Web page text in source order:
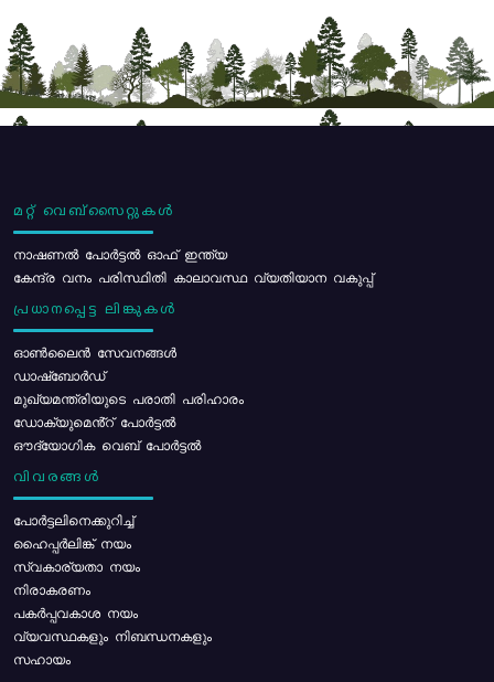
മറ്റ് വെബ്സൈറ്റുകൾ
നാഷണൽ പോർട്ടൽ ഓഫ് ഇന്ത്യ
കേന്ദ്ര വനം പരിസ്ഥിതി കാലാവസ്ഥ വ്യതിയാന വകുപ്പ്
പ്രധാനപ്പെട്ട ലിങ്കുകൾ
ഓൺലൈൻ സേവനങ്ങൾ
ഡാഷ്ബോർഡ്
മുഖ്യമന്ത്രിയുടെ പരാതി പരിഹാരം
ഡോക്യുമെൻ്റ് പോർട്ടൽ
ഔദ്യോഗിക വെബ് പോർട്ടൽ
വിവരങ്ങൾ
പോര്‍ട്ടലിനെക്കുറിച്ച്
ഹൈപ്പർലിങ്ക് നയം
സ്വകാര്യതാ നയം
നിരാകരണം
പകർപ്പവകാശ നയം
വ്യവസ്ഥകളും നിബന്ധനകളും
സഹായം